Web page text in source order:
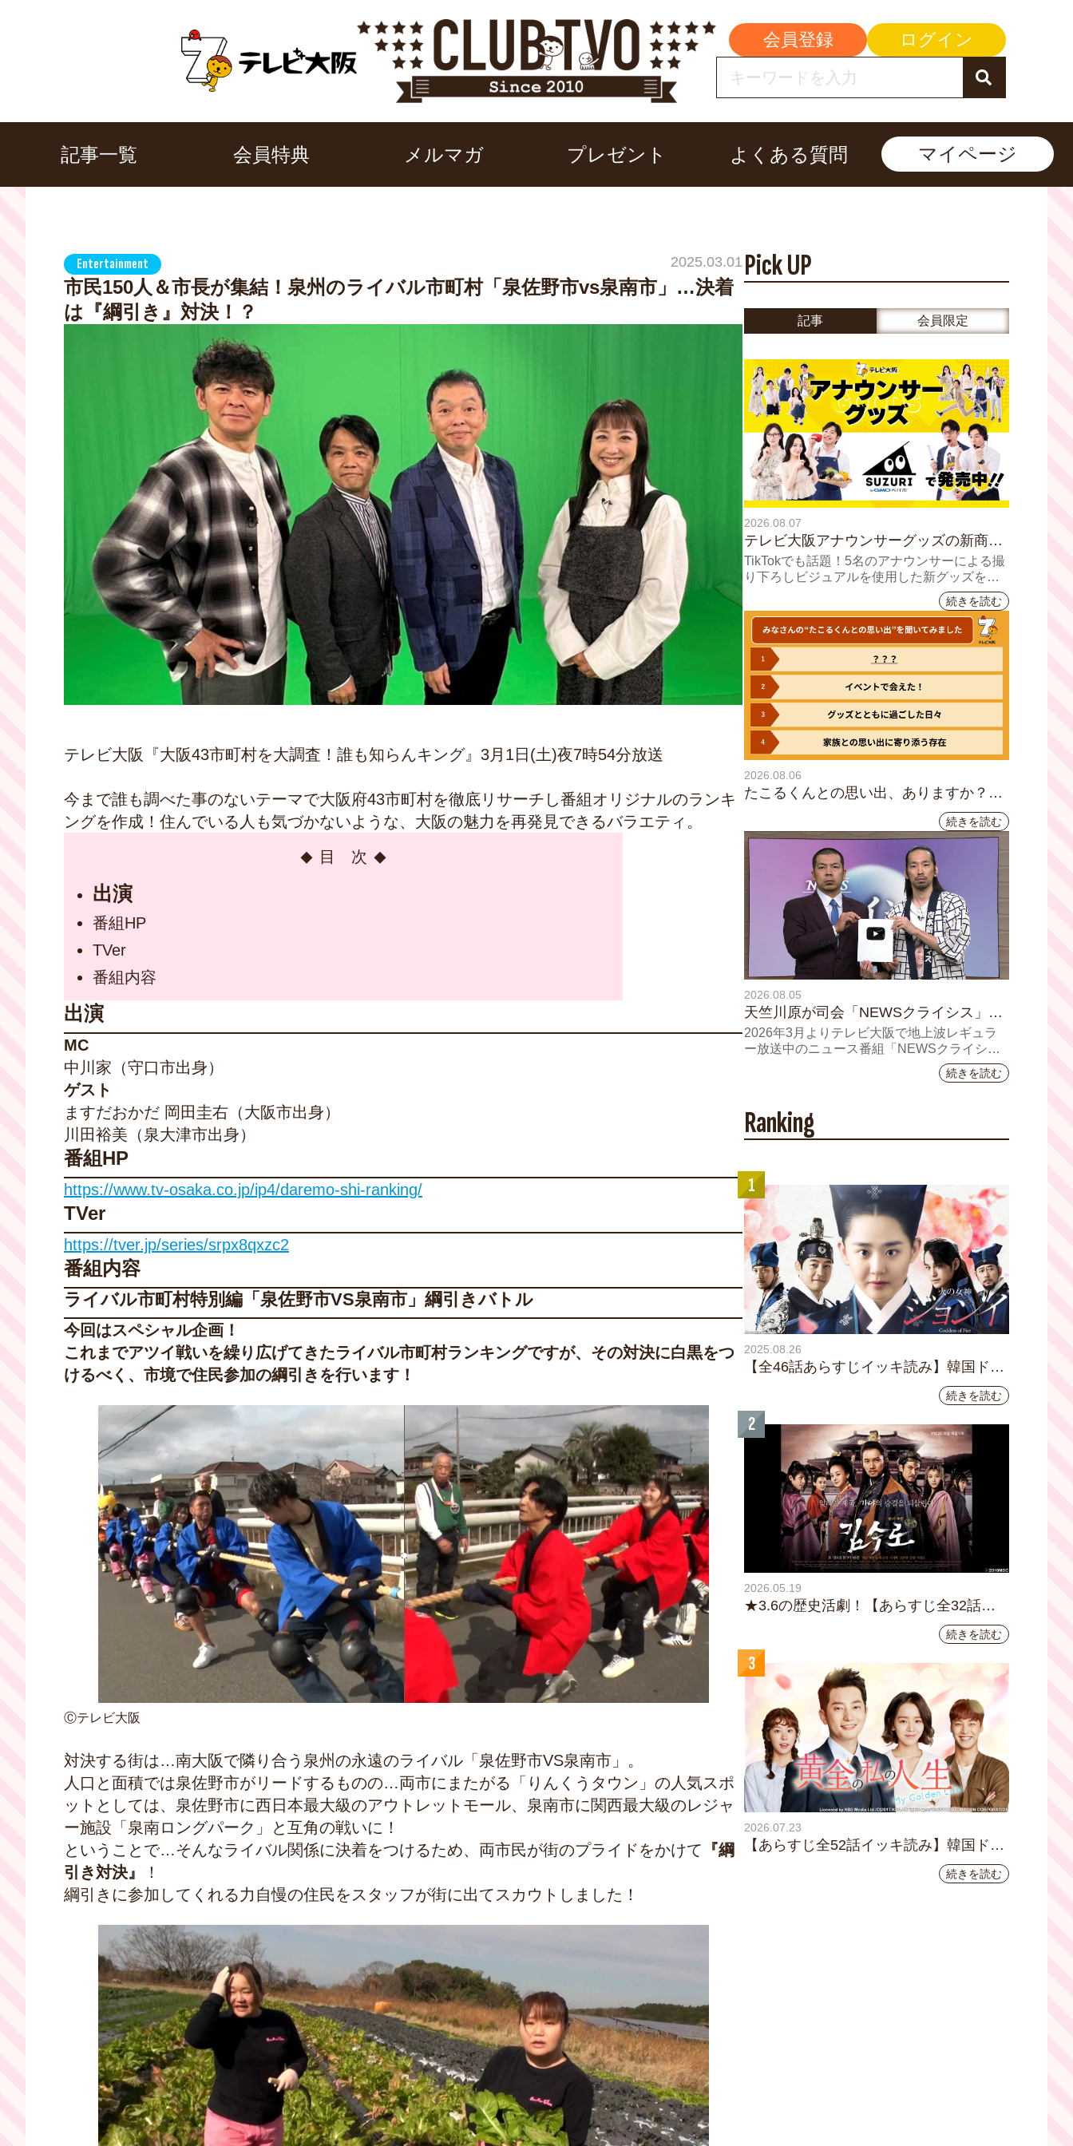
会員登録 ログイン
記事一覧 会員特典 メルマガ プレゼント よくある質問 マイページ
Entertainment 2025.03.01
市民150人＆市長が集結！泉州のライバル市町村「泉佐野市vs泉南市」…決着
は『綱引き』対決！？
テレビ大阪『大阪43市町村を大調査！誰も知らんキング』3月1日(土)夜7時54分放送
今まで誰も調べた事のないテーマで大阪府43市町村を徹底リサーチし番組オリジナルのランキ
ングを作成！住んでいる人も気づかないような、大阪の魅力を再発見できるバラエティ。
目 次
出演
番組HP
TVer
番組内容
出演
MC
中川家（守口市出身）
ゲスト
ますだおかだ 岡田圭右（大阪市出身）
川田裕美（泉大津市出身）
番組HP
https://www.tv-osaka.co.jp/ip4/daremo-shi-ranking/
TVer
https://tver.jp/series/srpx8qxzc2
番組内容
ライバル市町村特別編「泉佐野市VS泉南市」綱引きバトル
今回はスペシャル企画！
これまでアツイ戦いを繰り広げてきたライバル市町村ランキングですが、 その対決に白黒をつ
けるべく、市境で住民参加の綱引きを行います！
Ⓒテレビ大阪
対決する街は…南大阪で隣り合う泉州の永遠のライバル「泉佐野市VS泉南市」。
人口と面積では泉佐野市がリードするものの…両市にまたがる「りんくうタウン」の人気スポ
ットとしては、泉佐野市に西日本最大級のアウトレットモール、泉南市に関西最大級のレジャ
ー施設「泉南ロングパーク」と互角の戦いに！
ということで…そんなライバル関係に決着をつけるため、両市民が街のプライドをかけて 『綱
引き対決』
！
綱引きに参加してくれる力自慢の住民をスタッフが街に出てスカウトしました！
Pick UP
記事 会員限定
2026.08.07
テレビ大阪アナウンサーグッズの新商品
8月8日(土)に発売！ テーマは「個性全
開」5人それぞれの"らしさ"を詰め込んだ
TikTokでも話題！5名のアナウンサーによる撮
り下ろしビジュアルを使用した新グッズを発
続きを読む
2026.08.06
たこるくんとの思い出、ありますか？会
員のみなさんに聞いてみました
続きを読む
2026.08.05
天竺川原が司会「NEWSクライシス」チ
ャンネル登録者数10万人突破！テレビ大
阪の番組史上最速記録を更新
2026年3月よりテレビ大阪で地上波レギュラ
ー放送中のニュース番組「NEWSクライシ
ス」が、このたび2026年7月12日(日)に、
YouTubeチャンネル登録者数10万人を達成し
続きを読む
Ranking
1
2025.08.26
【全46話あらすじイッキ読み】韓国ドラ
マ『火の女神 ジョンイ』｜テレビ大阪
9月11日（木）朝8時放送スタート続きを読む
2
2026.05.19
★3.6の歴史活劇！【あらすじ全32話イ
ッキ読み】韓国ドラマ『鉄の王 キム・
スロ』｜テレビ大阪5月20日(水)あさ8時
00分スタート【TVer配信あり】
続きを読む
3
2026.07.23
【あらすじ全52話イッキ読み】韓国ドラ
マ『黄金の私の人生』｜テレビ大阪 月曜
続きを読む